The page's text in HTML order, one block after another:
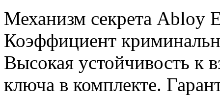
Механизм секрета Abloy
Коэффициент
Высокая устойчивость к
ключа в комплекте.